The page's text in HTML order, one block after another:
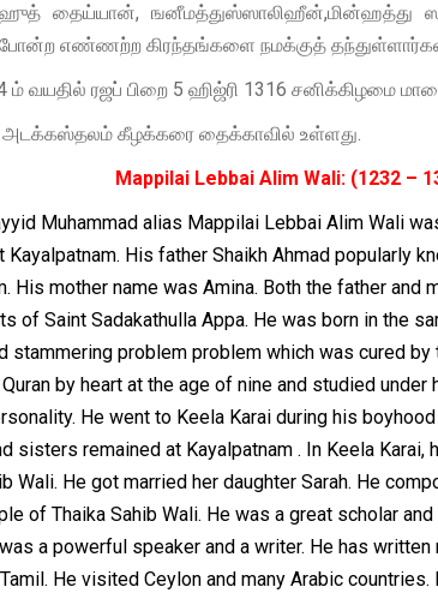
தைய்யான், ஙனீமத்துஸ்ஸாலிஹீன்,மின்ஹத்து
போன்ற எண்ணற்ற கிரந்தங்களை நமக்குத்
ம் வயதில் ரஜப் பிறை 5 ஹிஜ்ரி 1316 சனிக்கிழமை
கீழக்கரை தைக்காவில் உள்ளது.
Mappilai Lebbai Alim Wali: (1232 –
alias Mappilai Lebbai Alim Wali was
Kayalpatnam. His father Shaikh Ahmad popularly
His mother name was Amina. Both the father
of Saint Sadakathulla Appa. He was born in the
stammering problem problem which was cured
by heart at the age of nine and studied
He went to Keela Karai during his
sisters remained at Kayalpatnam . In Keela Karai,
Wali. He got married her daughter Sarah. He
of Thaika Sahib Wali. He was a great scholar
a powerful speaker and a writer. He has
He visited Ceylon and many Arabic